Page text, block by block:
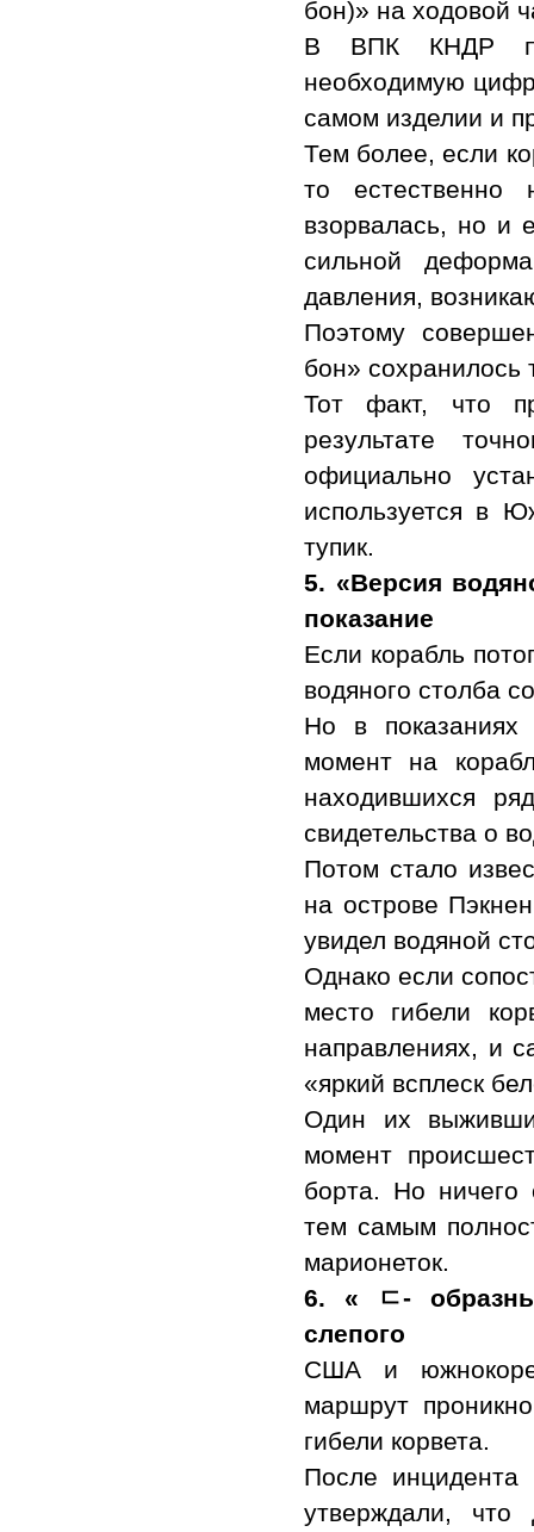
бон)» на ходовой
В ВПК КНДР
необходимую
самом изделии и
Тем более, если
то естественно
взорвалась, но и
сильной
давления,
Поэтому
бон» сохранилось
Тот факт, что
результате
официально
используется в
тупик.
5. «Версия
показание
Если корабль
водяного столба
Но в показаниях
момент на
находившихся
свидетельства о
Потом стало
на острове
увидел водяной
Однако если
место гибели
направлениях, и
«яркий всплеск
Один их
момент
борта. Но ничего
тем самым
марионеток.
6. « ㄷ-
слепого
США и
маршрут
гибели корвета.
После
утверждали,